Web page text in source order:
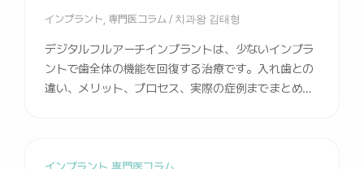
ありません。 一般的なインプラントのように歯茎の骨
を直接確認するのではなく、3D CTで穴を開ける位置
を正確に把握する必要があります。 そのため、歯科医
師の経験が非常に重要です。この部分については、後
でもう少し詳しく説明します。 無切開インプラント、
能です。
インプラント 専門医コラム / 치과왕 김태형
デジタルフルアーチインプラントは、少ないインプラ
ントで歯全体の機能を回復する治療です。入れ歯との
違い、メリット、プロセス、実際の症例までまとめま